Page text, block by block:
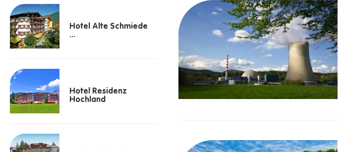
Hotel Alte Schmiede
...
Hotel Residenz
Hochland